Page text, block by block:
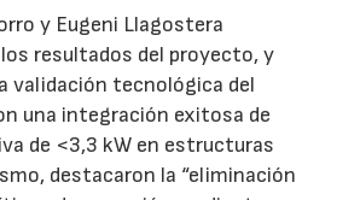
y Eugeni Llagostera
resultados del proyecto, y
validación tecnológica del
una integración exitosa de
de <3,3 kW en estructuras
destacaron la “eliminación